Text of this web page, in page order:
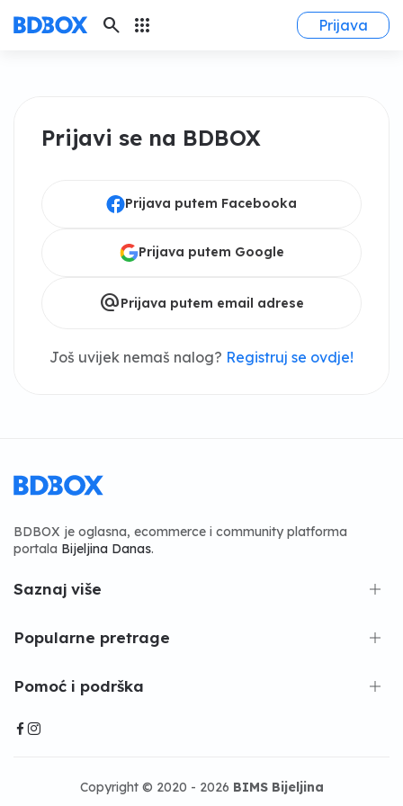
search apps Prijava
Prijavi se na BDBOX
Prijava putem Facebooka
Prijava putem Google
alternate_emailPrijava putem email adrese
Još uvijek nemaš nalog? Registruj se ovdje!
BDBOX je oglasna, ecommerce i community platforma
portala Bijeljina Danas.
Saznaj više
Popularne pretrage
Pomoć i podrška
Copyright © 2020 - 2026 BIMS Bijeljina